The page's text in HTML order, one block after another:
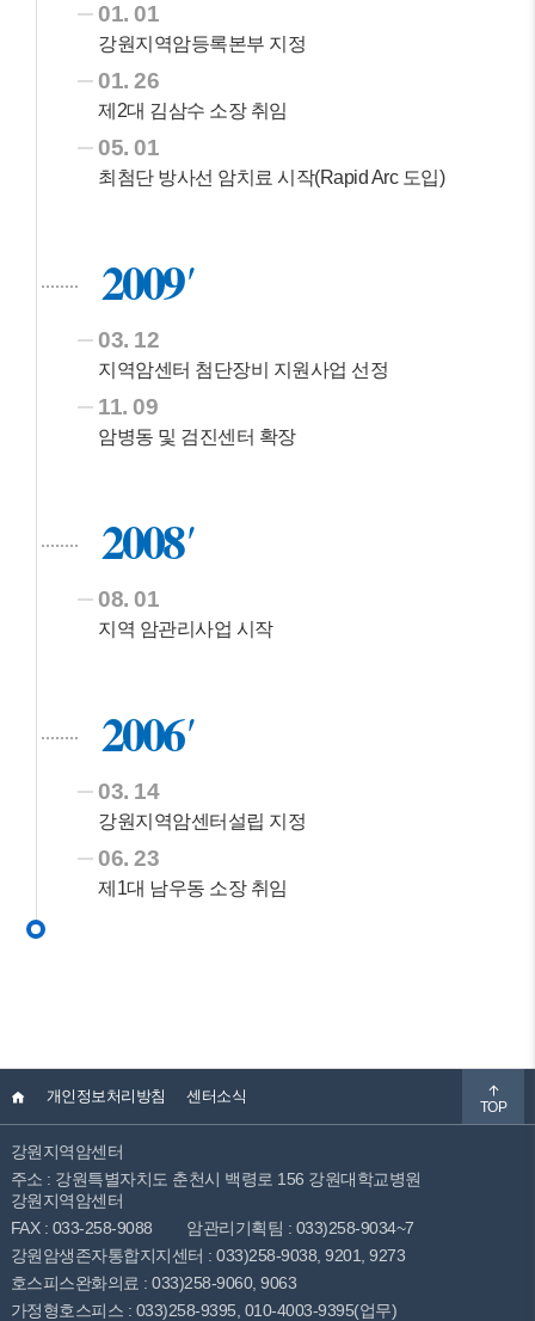
01. 01
강원지역암등록본부 지정
01. 26
제2대 김삼수 소장 취임
05. 01
최첨단 방사선 암치료 시작(Rapid Arc 도입)
2009
03. 12
지역암센터 첨단장비 지원사업 선정
11. 09
암병동 및 검진센터 확장
2008
08. 01
지역 암관리사업 시작
2006
03. 14
강원지역암센터설립 지정
06. 23
제1대 남우동 소장 취임
개인정보처리방침 센터소식
TOP
강원지역암센터
주소 : 강원특별자치도 춘천시 백령로 156 강원대학교병원
강원지역암센터
FAX : 033-258-9088
암관리기획팀 : 033)258-9034~7
강원암생존자통합지지센터 : 033)258-9038, 9201, 9273
호스피스완화의료 : 033)258-9060, 9063
가정형호스피스 : 033)258-9395, 010-4003-9395(업무)